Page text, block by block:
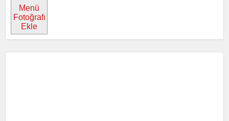
Menü
Fotoğrafı
Ekle